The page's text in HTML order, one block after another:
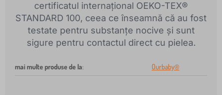
certificatul internațional OEKO-TEX®
STANDARD 100, ceea ce înseamnă că au fost
testate pentru substanțe nocive și sunt
sigure pentru contactul direct cu pielea.
mai multe produse de la: Ourbaby®